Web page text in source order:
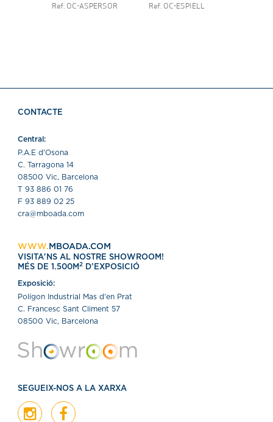
Ref. OC-ASPERSOR
Ref. OC-ESPIELL
CONTACTE
Central:
P.A.E d'Osona
C. Tarragona 14
08500 Vic, Barcelona
T 93 886 01 76
F 93 889 02 25
cra@mboada.com
WWW. MBOADA.COM
VISITA'NS AL NOSTRE SHOWROOM!
MÉS DE 1.500M 2 D’EXPOSICIÓ
Exposició:
Polígon Industrial Mas d'en Prat
C. Francesc Sant Climent 57
08500 Vic, Barcelona
SEGUEIX-NOS A LA XARXA